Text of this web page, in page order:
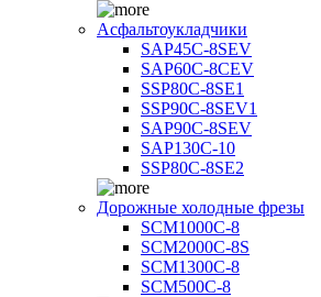
Асфальтоукладчики
SAP45С-8SEV
SAP60C-8CEV
SSP80C-8SE1
SSP90C-8SEV1
SAP90C-8SEV
SAP130C-10
SSP80C-8SE2
Дорожные холодные фрезы
SCM1000C-8
SCM2000C-8S
SCM1300C-8
SCM500C-8